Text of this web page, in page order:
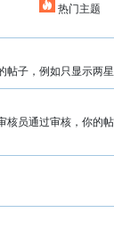
热门主题
子，例如只显示两星
员通过审核，你的